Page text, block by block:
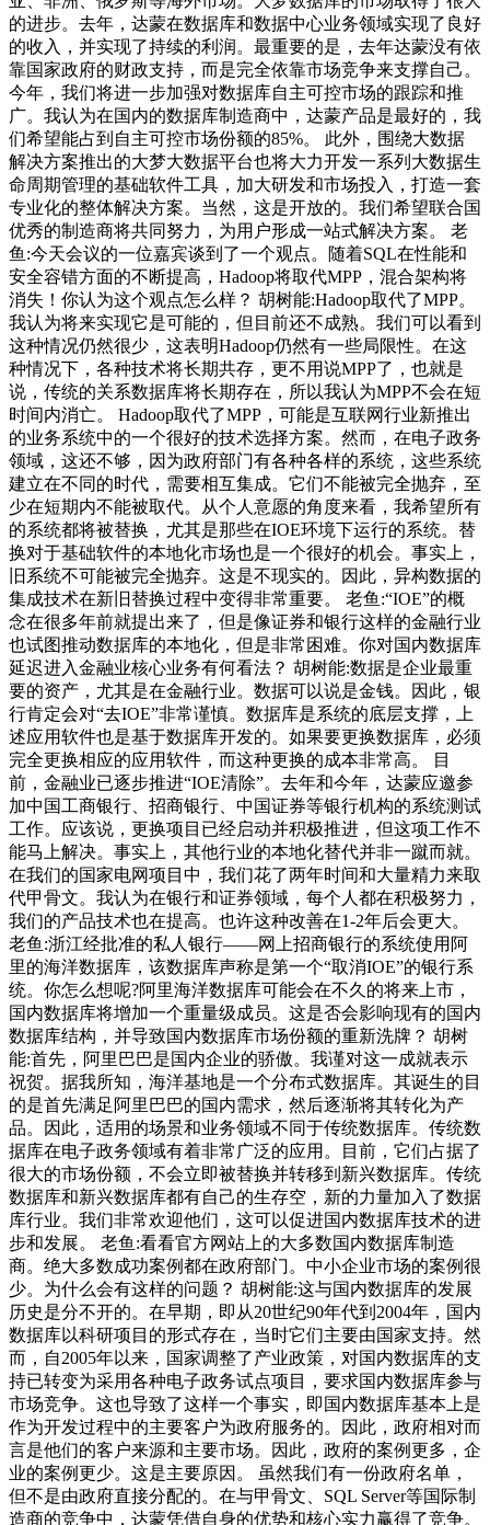
的进步。去年，达蒙在数据库和数据中心业务领域实现了良好
的收入，并实现了持续的利润。最重要的是，去年达蒙没有依
靠国家政府的财政支持，而是完全依靠市场竞争来支撑自己。
今年，我们将进一步加强对数据库自主可控市场的跟踪和推
广。我认为在国内的数据库制造商中，达蒙产品是最好的，我
们希望能占到自主可控市场份额的85%。 此外，围绕大数据
解决方案推出的大梦大数据平台也将大力开发一系列大数据生
命周期管理的基础软件工具，加大研发和市场投入，打造一套
专业化的整体解决方案。当然，这是开放的。我们希望联合国
优秀的制造商将共同努力，为用户形成一站式解决方案。 老
鱼:今天会议的一位嘉宾谈到了一个观点。随着SQL在性能和
安全容错方面的不断提高，Hadoop将取代MPP，混合架构将
消失！你认为这个观点怎么样？ 胡树能:Hadoop取代了MPP。
我认为将来实现它是可能的，但目前还不成熟。我们可以看到
这种情况仍然很少，这表明Hadoop仍然有一些局限性。在这
种情况下，各种技术将长期共存，更不用说MPP了，也就是
说，传统的关系数据库将长期存在，所以我认为MPP不会在短
时间内消亡。 Hadoop取代了MPP，可能是互联网行业新推出
的业务系统中的一个很好的技术选择方案。然而，在电子政务
领域，这还不够，因为政府部门有各种各样的系统，这些系统
建立在不同的时代，需要相互集成。它们不能被完全抛弃，至
少在短期内不能被取代。从个人意愿的角度来看，我希望所有
的系统都将被替换，尤其是那些在IOE环境下运行的系统。替
换对于基础软件的本地化市场也是一个很好的机会。事实上，
旧系统不可能被完全抛弃。这是不现实的。因此，异构数据的
集成技术在新旧替换过程中变得非常重要。 老鱼:“IOE”的概
念在很多年前就提出来了，但是像证券和银行这样的金融行业
也试图推动数据库的本地化，但是非常困难。你对国内数据库
延迟进入金融业核心业务有何看法？ 胡树能:数据是企业最重
要的资产，尤其是在金融行业。数据可以说是金钱。因此，银
行肯定会对“去IOE”非常谨慎。数据库是系统的底层支撑，上
述应用软件也是基于数据库开发的。如果要更换数据库，必须
完全更换相应的应用软件，而这种更换的成本非常高。 目
前，金融业已逐步推进“IOE清除”。去年和今年，达蒙应邀参
加中国工商银行、招商银行、中国证券等银行机构的系统测试
工作。应该说，更换项目已经启动并积极推进，但这项工作不
能马上解决。事实上，其他行业的本地化替代并非一蹴而就。
在我们的国家电网项目中，我们花了两年时间和大量精力来取
代甲骨文。我认为在银行和证券领域，每个人都在积极努力，
我们的产品技术也在提高。也许这种改善在1-2年后会更大。
老鱼:浙江经批准的私人银行——网上招商银行的系统使用阿
里的海洋数据库，该数据库声称是第一个“取消IOE”的银行系
统。你怎么想呢?阿里海洋数据库可能会在不久的将来上市，
国内数据库将增加一个重量级成员。这是否会影响现有的国内
数据库结构，并导致国内数据库市场份额的重新洗牌？ 胡树
能:首先，阿里巴巴是国内企业的骄傲。我谨对这一成就表示
祝贺。据我所知，海洋基地是一个分布式数据库。其诞生的目
的是首先满足阿里巴巴的国内需求，然后逐渐将其转化为产
品。因此，适用的场景和业务领域不同于传统数据库。传统数
据库在电子政务领域有着非常广泛的应用。目前，它们占据了
很大的市场份额，不会立即被替换并转移到新兴数据库。传统
数据库和新兴数据库都有自己的生存空，新的力量加入了数据
库行业。我们非常欢迎他们，这可以促进国内数据库技术的进
步和发展。 老鱼:看看官方网站上的大多数国内数据库制造
商。绝大多数成功案例都在政府部门。中小企业市场的案例很
少。为什么会有这样的问题？ 胡树能:这与国内数据库的发展
历史是分不开的。在早期，即从20世纪90年代到2004年，国内
数据库以科研项目的形式存在，当时它们主要由国家支持。然
而，自2005年以来，国家调整了产业政策，对国内数据库的支
持已转变为采用各种电子政务试点项目，要求国内数据库参与
市场竞争。这也导致了这样一个事实，即国内数据库基本上是
作为开发过程中的主要客户为政府服务的。因此，政府相对而
言是他们的客户来源和主要市场。因此，政府的案例更多，企
业的案例更少。这是主要原因。 虽然我们有一份政府名单，
但不是由政府直接分配的。在与甲骨文、SQL Server等国际制
造商的竞争中，达蒙凭借自身的优势和核心实力赢得了竞争。